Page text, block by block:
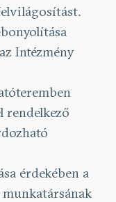
Intézmény
rendelkező
érdekében a